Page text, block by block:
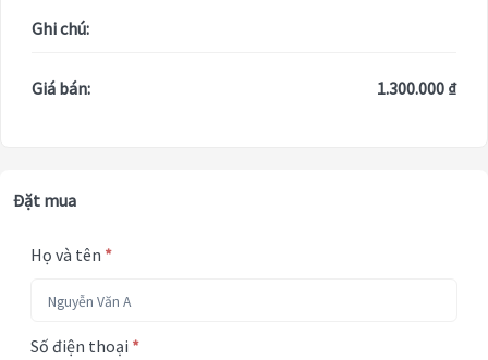
Ghi chú:
Giá bán: 1.300.000 ₫
Đặt mua
Họ và tên *
Số điện thoại *